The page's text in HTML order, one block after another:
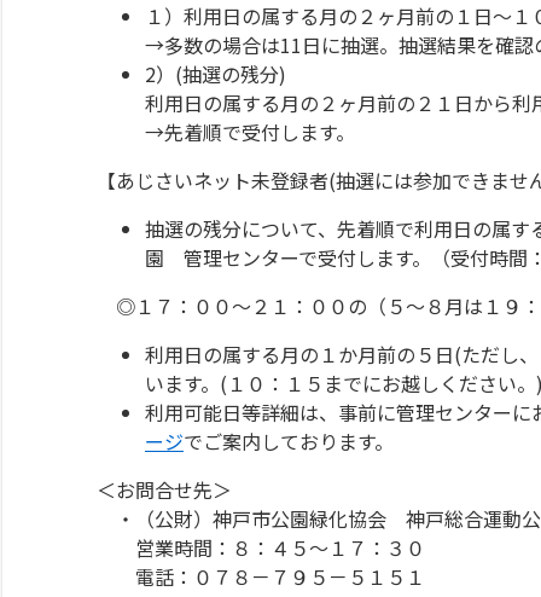
１）利用日の属する月の２ヶ月前の１日～
→多数の場合は11日に抽選。抽選結果を確
2）(抽選の残分)
利用日の属する月の２ヶ月前の２１日から
→先着順で受付します。
【あじさいネット未登録者(抽選には参加できませ
抽選の残分について、先着順で利用日の属
園 管理センターで受付します。（受付時間
◎１７：００～２１：００の（５～８月は１９
利用日の属する月の１か月前の５日(ただし
います。(１０：１５までにお越しください
利用可能日等詳細は、事前に管理センター
ージでご案内しております。
＜お問合せ先＞
・（公財）神戸市公園緑化協会 神戸総合運動
営業時間：８：４５～１７：３０
電話：０７８－７９５－５１５１